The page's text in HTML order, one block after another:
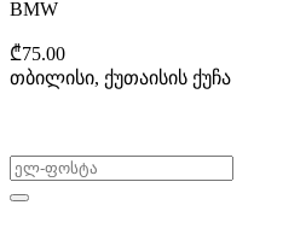
BMW
₾75.00
თბილისი, ქუთაისის ქუჩა